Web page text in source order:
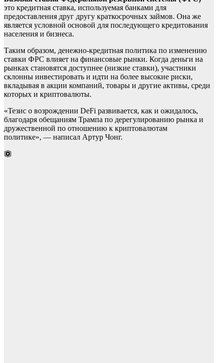
это кредитная ставка, используемая банками для
предоставления друг другу краткосрочных займов. Она же
является условной основой для последующего кредитования
населения и бизнеса.
Таким образом, денежно-кредитная политика по изменению
ставки ФРС влияет на финансовые рынки. Когда деньги на
рынках становятся доступнее (низкие ставки), участники
склонны инвестировать и идти на более высокие риски,
вкладывая в акции компаний, товары и другие активы, среди
которых и криптовалюты.
«Тезис о возрождении DeFi развивается, как и ожидалось,
благодаря обещаниям Трампа по дерегулированию рынка и
дружественной по отношению к криптовалютам
политике», — написал Артур Чонг.